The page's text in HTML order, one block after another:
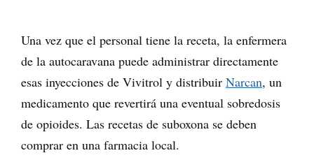
Una vez que el personal tiene la receta, la enfermera
de la autocaravana puede administrar directamente
esas inyecciones de Vivitrol y distribuir Narcan, un
medicamento que revertirá una eventual sobredosis
de opioides. Las recetas de suboxona se deben
comprar en una farmacia local.